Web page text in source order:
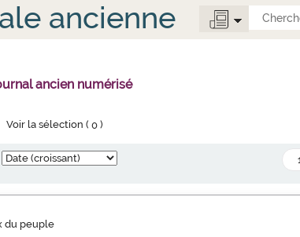
ancienne
ancien numérisé
Voir la sélection (0 )
du peuple